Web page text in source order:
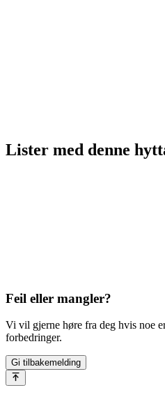
Lister med denne
Feil eller mangler?
Vi vil gjerne høre fra deg hvis noe
forbedringer.
Gi tilbakemelding